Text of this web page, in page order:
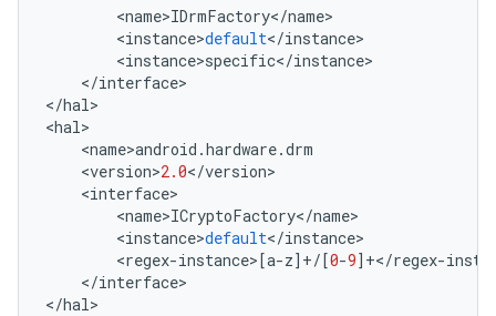
<name>IDrmFactory</name>
<instance>default</instance>
<instance>specific</instance>
</interface>
</hal>
<hal>
<name>android .hardware.drm
<version>2.0</version>
<interface>
<name>ICryptoFactory</name>
<instance>default</instance>
<regex-instance>[a-z] +/[0-9] +</regex-
</interface>
</hal>